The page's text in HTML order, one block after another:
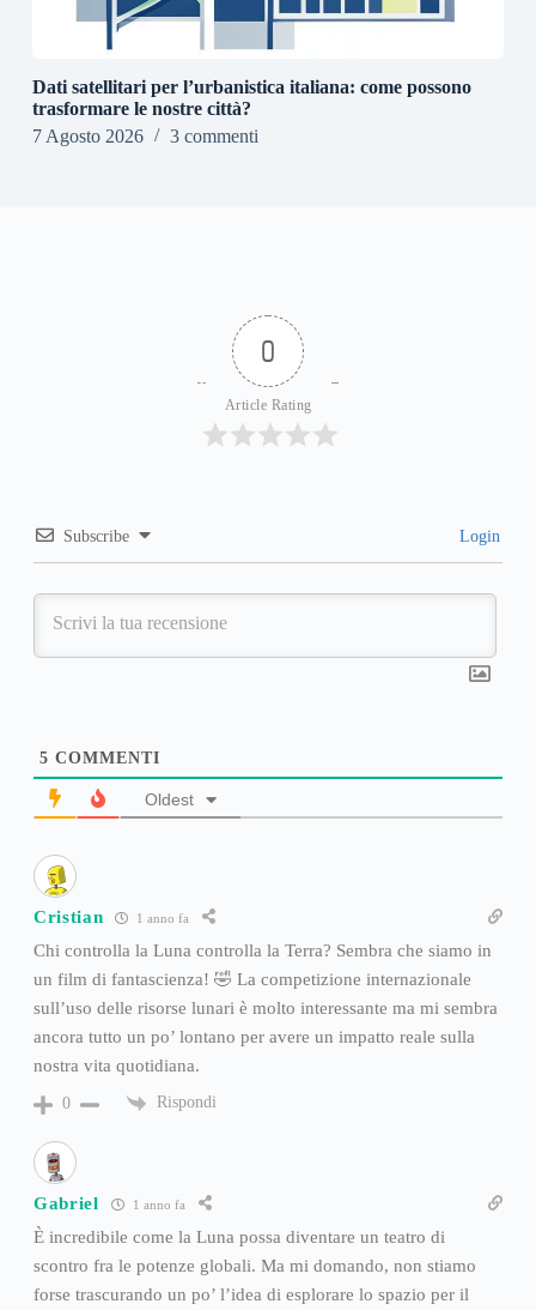
Dati satellitari per l’urbanistica italiana: come possono
trasformare le nostre città?
7 Agosto 2026
3 commenti
0
Article Rating
Subscribe Login
5 COMMENTI
Oldest
Cristian 1 anno fa
Chi controlla la Luna controlla la Terra? Sembra che siamo in
un film di fantascienza! 🤣 La competizione internazionale
sull’uso delle risorse lunari è molto interessante ma mi sembra
ancora tutto un po’ lontano per avere un impatto reale sulla
nostra vita quotidiana.
0 Rispondi
Gabriel 1 anno fa
È incredibile come la Luna possa diventare un teatro di
scontro fra le potenze globali. Ma mi domando, non stiamo
forse trascurando un po’ l’idea di esplorare lo spazio per il